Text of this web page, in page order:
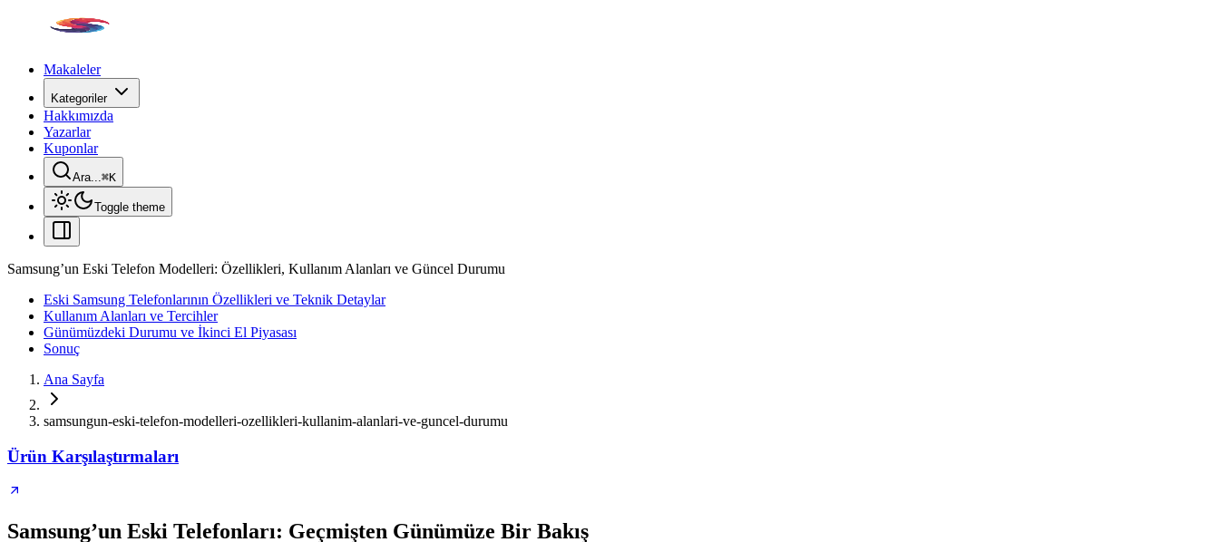
Makaleler
Kategoriler
Hakkımızda
Yazarlar
Kuponlar
Ara...⌘K
Toggle theme
Samsung’un Eski Telefon Modelleri: Özellikleri, Kullanım Alanları ve Güncel Durumu
Eski Samsung Telefonlarının Özellikleri ve Teknik Detaylar
Kullanım Alanları ve Tercihler
Günümüzdeki Durumu ve İkinci El Piyasası
Sonuç
Ana Sayfa
samsungun-eski-telefon-modelleri-ozellikleri-kullanim-alanlari-ve-guncel-durumu
Ürün Karşılaştırmaları
Samsung’un Eski Telefonları: Geçmişten Günümüze Bir Bakış